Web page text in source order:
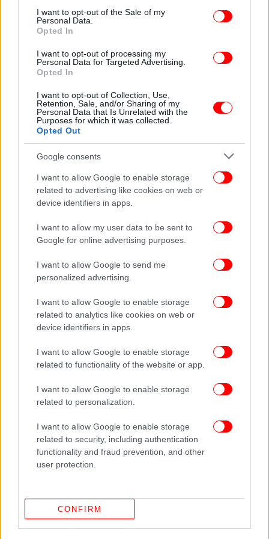
consent section.
I want to opt-out of the Sale of my
Personal Data.
Opted In
I want to opt-out of processing my
Personal Data for Targeted Advertising.
Opted In
I want to opt-out of Collection, Use,
Retention, Sale, and/or Sharing of my
Personal Data that Is Unrelated with the
Purposes for which it was collected.
Opted Out
Google consents
I want to allow Google to enable storage
related to advertising like cookies on web or
device identifiers in apps.
I want to allow my user data to be sent to
Google for online advertising purposes.
I want to allow Google to send me
personalized advertising.
I want to allow Google to enable storage
related to analytics like cookies on web or
device identifiers in apps.
I want to allow Google to enable storage
related to functionality of the website or app.
I want to allow Google to enable storage
related to personalization.
I want to allow Google to enable storage
related to security, including authentication
functionality and fraud prevention, and other
user protection.
CONFIRM
ΔΙΑΒΑΣΤΕ ΠΕΡΙΣΣΟΤΕΡΑ
ΔΕΙΤΕ ΕΠΙΣΗΣ